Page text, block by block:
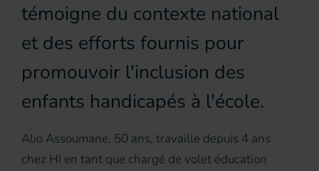
témoigne du contexte national
et des efforts fournis pour
promouvoir l'inclusion des
enfants handicapés à l'école.
Alio Assoumane, 50 ans, travaille depuis 4 ans
chez HI en tant que chargé de volet éducation